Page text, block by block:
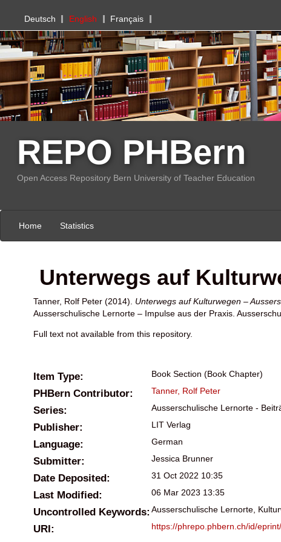
PHBern
Deutsch English Français
REPO PHBern
Open Access Repository Bern University of Teacher Education
Home Statistics
Unterwegs auf
Tanner, Rolf Peter (2014). Unterwegs auf Kulturwegen –
Ausserschulische Lernorte – Impulse aus der Praxis.
Full text not available from this repository.
Item Type: Book Section (Book Chapter)
PHBern Contributor: Tanner, Rolf Peter
Series: Ausserschulische Lernorte -
Publisher: LIT Verlag
Language: German
Submitter: Jessica Brunner
Date Deposited: 31 Oct 2022 10:35
Last Modified: 06 Mar 2023 13:35
Uncontrolled Keywords: Ausserschulische Lernorte,
URI: https://phrepo.phbern.ch/id/